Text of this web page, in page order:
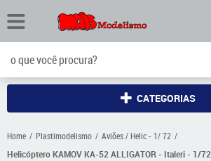
CATEGORIAS
Home Plastimodelismo
Aviões / Helic - 1/ 72
Helicóptero KAMOV KA-52 ALLIGATOR - Italeri - 1/72